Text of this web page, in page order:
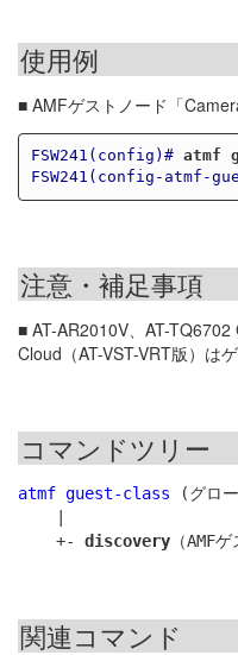
使用例
■ AMFゲストノード「
FSW241(config)# atmf
FSW241(config-atmf-
注意・補足事項
■ AT-AR2010V、AT-
Cloud（AT-VST-VRT版）は
コマンドツリー
atmf guest-class (グロ
    +-
discovery
関連コマンド